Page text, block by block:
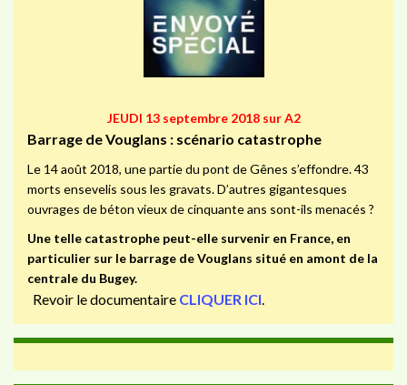
JEUDI 13 septembre 2018 sur A2
Barrage de Vouglans : scénario catastrophe
Le 14 août 2018, une partie du pont de Gênes s’effondre. 43
morts ensevelis sous les gravats. D’autres gigantesques
ouvrages de béton vieux de cinquante ans sont-ils menacés ?
Une telle catastrophe peut-elle survenir en France, en
particulier sur le barrage de Vouglans situé en amont de la
centrale du Bugey.
Revoir le documentaire CLIQUER ICI.